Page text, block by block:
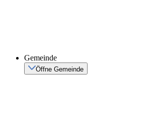
Gemeinde
Öffne Gemeinde